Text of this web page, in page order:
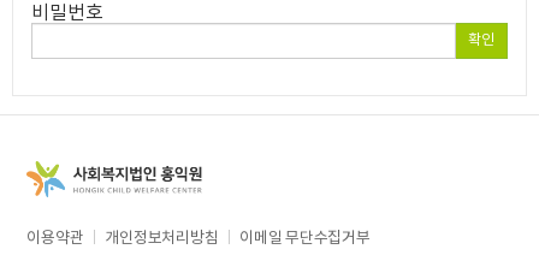
비밀번호
확인
이용약관 개인정보처리방침
이메일 무단수집거부